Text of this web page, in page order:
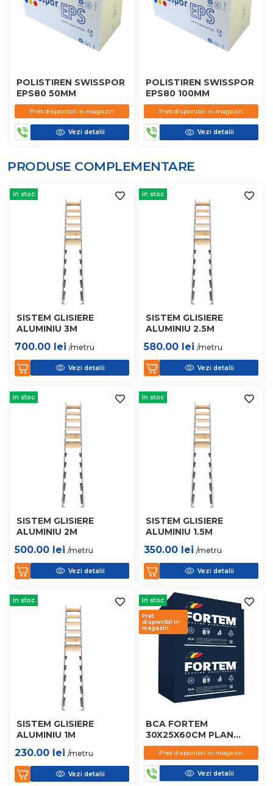
POLISTIREN SWISSPOR
EPS80 50MM
Pret disponibil in magazin
Vezi detalii
POLISTIREN SWISSPOR
EPS80 100MM
Pret disponibil in magazin
Vezi detalii
PRODUSE COMPLEMENTARE
in stoc
SISTEM GLISIERE
ALUMINIU 3M
700.00 lei /metru
Vezi detalii
in stoc
SISTEM GLISIERE
ALUMINIU 2.5M
580.00 lei /metru
Vezi detalii
in stoc
SISTEM GLISIERE
ALUMINIU 2M
500.00 lei /metru
Vezi detalii
in stoc
SISTEM GLISIERE
ALUMINIU 1.5M
350.00 lei /metru
Vezi detalii
in stoc
SISTEM GLISIERE
ALUMINIU 1M
230.00 lei /metru
Vezi detalii
in stoc
Pret
disponibil in
magazin
BCA FORTEM
30X25X60CM PLAN
D450
Pret disponibil in magazin
Vezi detalii